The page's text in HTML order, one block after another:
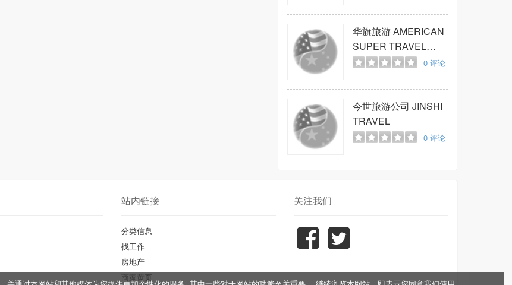
华旗旅游AMERICAN
SUPER TRAVEL
GROUP
0 评论
今世旅游公司 JINSHI
TRAVEL
0 评论
站内链接
分类信息
找工作
房地产
商家黄页
关注我们